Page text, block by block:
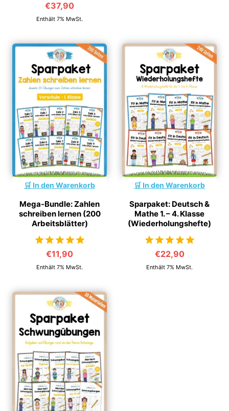
von 5
€37,90
Enthält 7% MwSt.
In den Warenkorb
Mega-Bundle: Zahlen
schreiben lernen (200
Arbeitsblätter)
von 5
€11,90
Enthält 7% MwSt.
In den Warenkorb
Sparpaket: Deutsch &
Mathe 1. – 4. Klasse
(Wiederholungshefte)
von 5
€22,90
Enthält 7% MwSt.